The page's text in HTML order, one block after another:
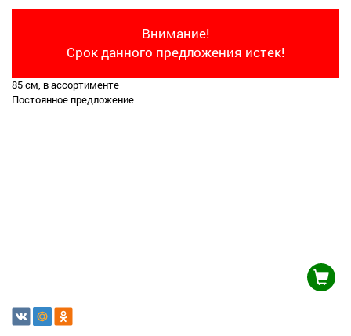
Внимание!
Срок данного предложения истек!
85 см, в ассортименте
Постоянное предложение